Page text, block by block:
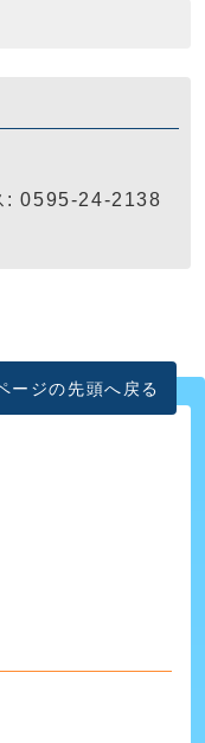
: 0595-24-2138
ージの先頭へ戻る